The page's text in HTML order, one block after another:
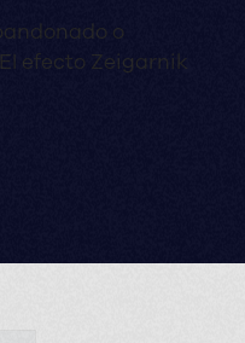
o
efecto Zeigarnik